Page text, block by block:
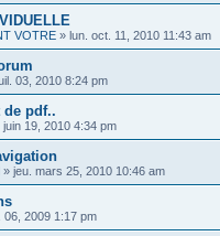
VOTRE » lun. oct. 11, 2010 11:43 am
03, 2010 8:24 pm
de pdf..
juin 19, 2010 4:34 pm
» jeu. mars 25, 2010 10:46 am
06, 2009 1:17 pm